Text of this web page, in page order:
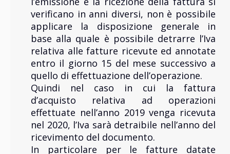
verificano in anni diversi, non è possibile
applicare la disposizione generale in
base alla quale è possibile detrarre l’Iva
relativa alle fatture ricevute ed annotate
entro il giorno 15 del mese successivo a
quello di effettuazione dell’operazione.
Quindi nel caso in cui la fattura
d’acquisto relativa ad operazioni
effettuate nell’anno 2019 venga ricevuta
nel 2020, l’Iva sarà detraibile nell’anno del
ricevimento del documento.
In particolare per le fatture datate